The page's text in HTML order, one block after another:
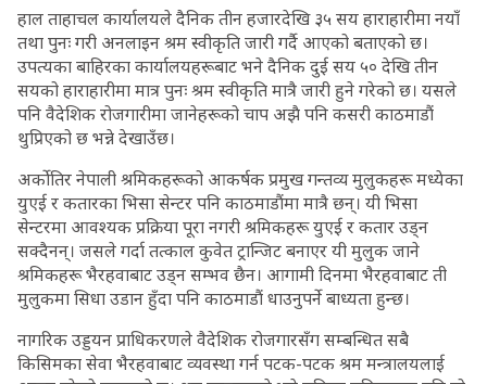
हाल ताहाचल कार्यालयले दैनिक तीन हजारदेखि ३५ सय हाराहारीमा नयाँ
तथा पुनः गरी अनलाइन श्रम स्वीकृति जारी गर्दै आएको बताएको छ।
उपत्यका बाहिरका कार्यालयहरूबाट भने दैनिक दुई सय ५० देखि तीन
सयको हाराहारीमा मात्र पुनः श्रम स्वीकृति मात्रै जारी हुने गरेको छ। यसले
पनि वैदेशिक रोजगारीमा जानेहरूको चाप अझै पनि कसरी काठमाडौं
थुप्रिएको छ भन्ने देखाउँछ।
अर्कोतिर नेपाली श्रमिकहरूको आकर्षक प्रमुख गन्तव्य मुलुकहरू मध्येका
युएई र कतारका भिसा सेन्टर पनि काठमाडौंमा मात्रै छन्। यी भिसा
सेन्टरमा आवश्यक प्रक्रिया पूरा नगरी श्रमिकहरू युएई र कतार उड्न
सक्दैनन्। जसले गर्दा तत्काल कुवेत ट्रान्जिट बनाएर यी मुलुक जाने
श्रमिकहरू भैरहवाबाट उड्न सम्भव छैन। आगामी दिनमा भैरहवाबाट ती
मुलुकमा सिधा उडान हुँदा पनि काठमाडौं धाउनुपर्ने बाध्यता हुन्छ।
नागरिक उड्डयन प्राधिकरणले वैदेशिक रोजगारसँग सम्बन्धित सबै
किसिमका सेवा भैरहवाबाट व्यवस्था गर्न पटक-पटक श्रम मन्त्रालयलाई